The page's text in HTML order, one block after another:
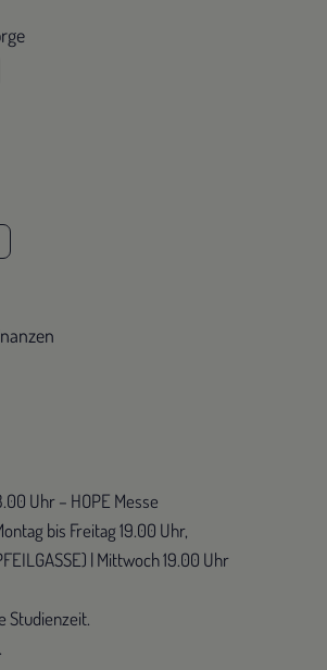
Uhr – HOPE Messe
bis Freitag 19.00 Uhr,
| Mittwoch 19.00 Uhr
Studienzeit.